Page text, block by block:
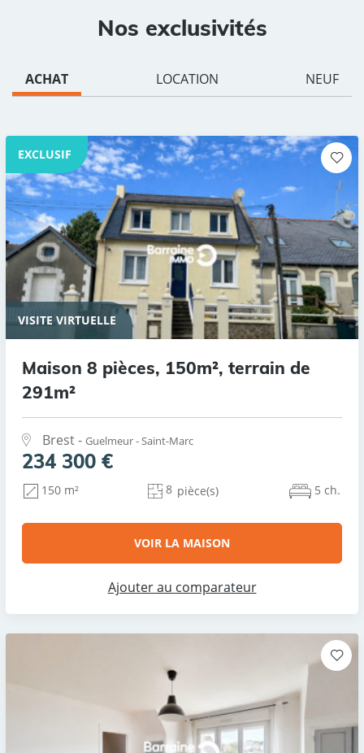
Nos exclusivités
ACHAT LOCATION NEUF
EXCLUSIF
VISITE VIRTUELLE
Maison 8 pièces, 150m², terrain de
291m²
Brest - Guelmeur - Saint-Marc
234 300 €
150 m² 8 pièce(s) 5 ch.
VOIR LA MAISON
Ajouter au comparateur